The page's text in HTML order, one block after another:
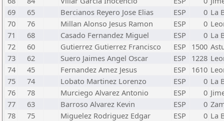
69
65 Bercianos Reyero Jose Elias ESP 0 La
70
76 Millan Alonso Jesus Ramon ESP 0
71
68 Casado Fernandez Miguel ESP 0 La
72
60 Gutierrez Gutierrez Francisco ESP 1500
73
62 Suero Jaimes Angel Oscar ESP 1228
74
45 Fernandez Amez Jesus ESP 1610
75
74 Lobato Martinez Lorenzo ESP 0 La
76
78 Murciego Alvarez Antonio ESP 0
77
63 Barroso Alvarez Kevin ESP 0
78
75 Miguelez Rodriguez Edgar ESP 0 La